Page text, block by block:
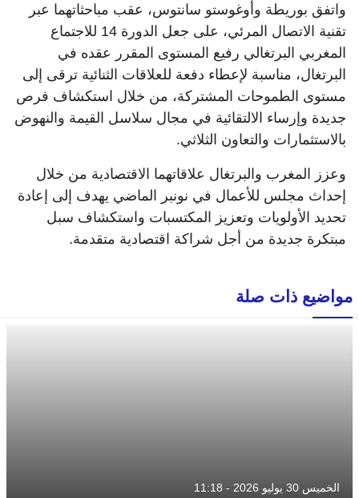
واتفق بوريطة وأوغوستو سانتوس، عقب مباحثاتهما عبر
تقنية الاتصال المرئي، على جعل الدورة 14 للاجتماع
المغربي البرتغالي رفيع المستوى المقرر عقده في
البرتغال، مناسبة لإعطاء دفعة للعلاقات الثنائية ترقى إلى
مستوى الطموحات المشتركة، من خلال استكشاف فرص
جديدة وإرساء الالتقائية في مجال سلاسل القيمة والنهوض
بالاستثمارات والتعاون الثلاثي.
وعزز المغرب والبرتغال علاقاتهما الاقتصادية من خلال
إحداث مجلس للأعمال في نونبر الماضي يهدف إلى إعادة
تحديد الأولويات وتعزيز المكتسبات واستكشاف سبل
مبتكرة جديدة من أجل شراكة اقتصادية متقدمة.
مواضيع ذات صلة
الخميس 30 يوليو 2026 - 11:18